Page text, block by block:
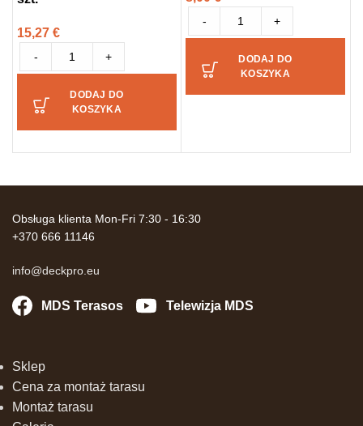
15,27 €
- +
DODAJ DO
KOSZYKA
- +
DODAJ DO
KOSZYKA
Obsługa klienta Mon-Fri 7:30 - 16:30
+370 666 11146
info@deckpro.eu
MDS Terasos Telewizja MDS
Sklep
Cena za montaż tarasu
Montaż tarasu